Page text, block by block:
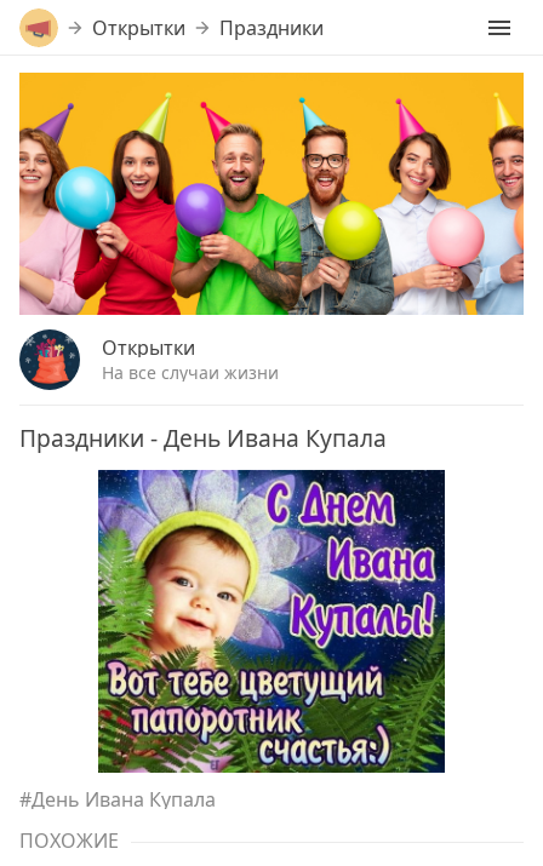
Открытки Праздники
Открытки
На все случаи жизни
Праздники - День Ивана Купала
#День Ивана Купала
ПОХОЖИЕ